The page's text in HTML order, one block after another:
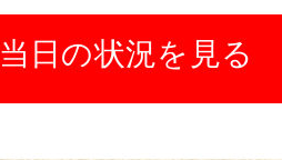
当日の状況を見る